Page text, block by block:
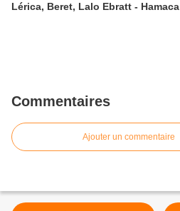
Lérica, Beret, Lalo Ebratt - Hamaca
Commentaires
Ajouter un commentaire